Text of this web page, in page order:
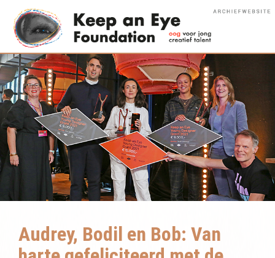
Audrey, Bodil en Bob: Van